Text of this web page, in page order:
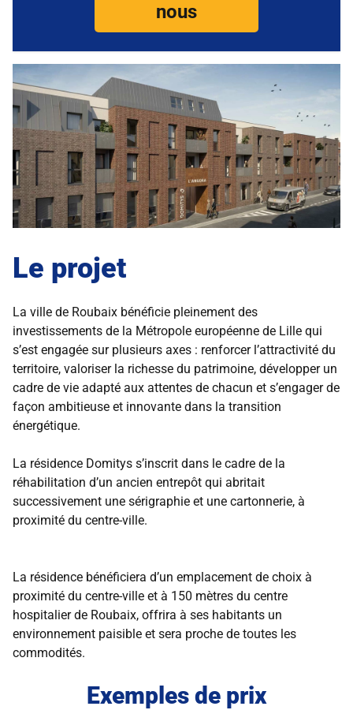
nous
Le projet
La ville de Roubaix bénéficie pleinement des
investissements de la Métropole européenne de Lille qui
s’est engagée sur plusieurs axes : renforcer l’attractivité du
territoire, valoriser la richesse du patrimoine, développer un
cadre de vie adapté aux attentes de chacun et s’engager de
façon ambitieuse et innovante dans la transition
énergétique.
La résidence Domitys s’inscrit dans le cadre de la
réhabilitation d’un ancien entrepôt qui abritait
successivement une sérigraphie et une cartonnerie, à
proximité du centre-ville.
La résidence bénéficiera d’un emplacement de choix à
proximité du centre-ville et à 150 mètres du centre
hospitalier de Roubaix, offrira à ses habitants un
environnement paisible et sera proche de toutes les
commodités.
Exemples de prix